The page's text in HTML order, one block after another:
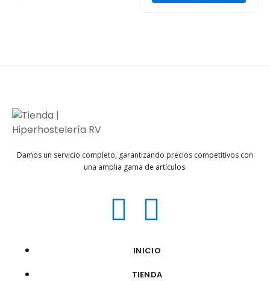
Damos un servicio completo, garantizando precios competitivos con
una amplia gama de artículos.
INICIO
TIENDA